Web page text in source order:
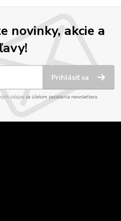
novinky, akcie a
Prihlásiť sa
údajov za účelom zasielania newslettera.